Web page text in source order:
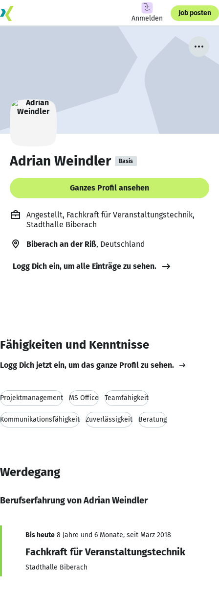
Anmelden
Job posten
Adrian Weindler Basis
Ganzes Profil ansehen
Angestellt, Fachkraft für Veranstaltungstechnik,
Stadthalle Biberach
Biberach an der Riß, Deutschland
Logg Dich ein, um alle Einträge zu sehen.
Fähigkeiten und Kenntnisse
Logg Dich jetzt ein, um das ganze Profil zu sehen.
Projektmanagement MS Office Teamfähigkeit
Kommunikationsfähigkeit Zuverlässigkeit Beratung
Werdegang
Berufserfahrung von Adrian Weindler
Bis heute 8 Jahre und 6 Monate, seit März 2018
Fachkraft für Veranstaltungstechnik
Stadthalle Biberach